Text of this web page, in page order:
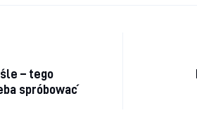
wpisu
– tego
spróbować